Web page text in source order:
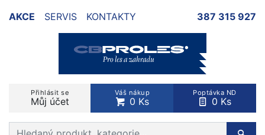
AKCE SERVIS KONTAKTY 387 315 927
Přihlásit se
Můj účet
Váš nákup
0 Ks
Poptávka ND
0 Ks
Prohledat web